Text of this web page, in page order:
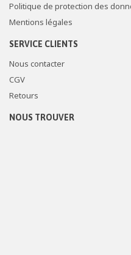
Politique de protection des
Mentions légales
SERVICE CLIENTS
Nous contacter
CGV
Retours
NOUS TROUVER